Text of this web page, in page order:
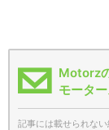
Motorz
モータ
記事には載せられな